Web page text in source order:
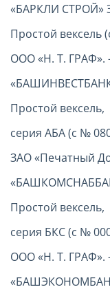
«БАРКЛИ СТРОЙ»
Простой
ООО «Н. Т.
Простой вексель,
серия АБА (с №
ЗАО «Печатный
Простой вексель,
серия БКС (с №
ООО «Н. Т.